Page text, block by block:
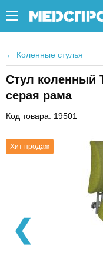
← Коленные стулья
Стул коленный
серая рама
Код товара: 19501
Хит продаж
❮